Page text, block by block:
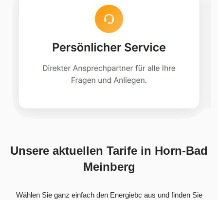
Unsere aktuellen Tarife in Horn-Bad
Meinberg
Wählen Sie ganz einfach den Energiebc aus und finden Sie